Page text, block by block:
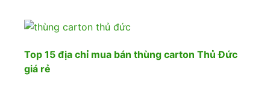
Top 15 địa chỉ mua bán thùng carton Thủ Đức
giá rẻ